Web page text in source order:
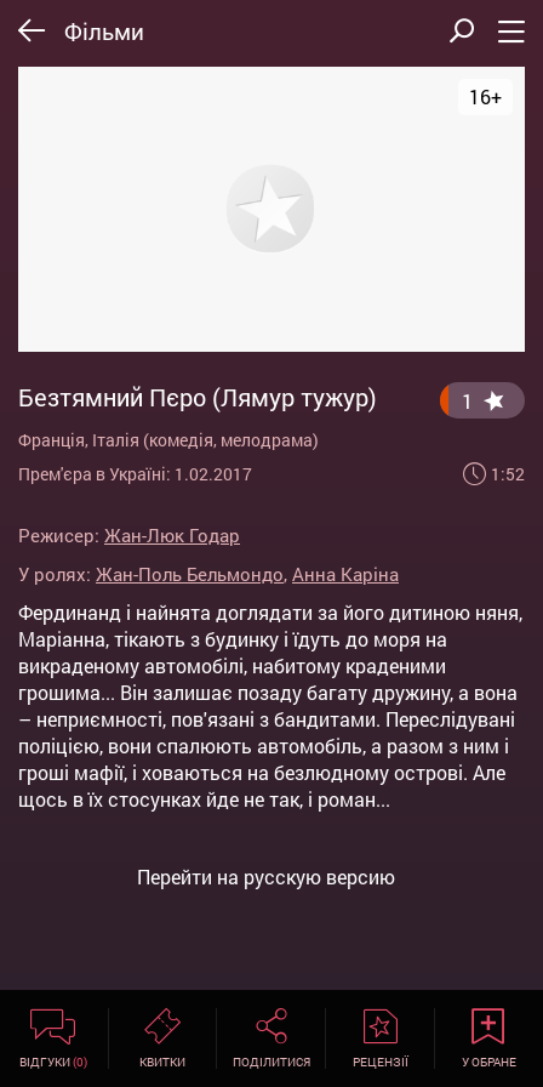
Фільми
16+
Безтямний Пєро (Лямур тужур)
Франція, Італія (комедія, мелодрама)
Прем'єра в Україні: 1.02.2017
1
1:52
Режисер: Жан-Люк Годар
У ролях: Жан-Поль Бельмондо, Анна Каріна
Фердинанд і найнята доглядати за його дитиною няня,
Маріанна, тікають з будинку і їдуть до моря на
викраденому автомобілі, набитому краденими
грошима... Він залишає позаду багату дружину, а вона
– неприємності, пов'язані з бандитами. Переслідувані
поліцією, вони спалюють автомобіль, а разом з ним і
гроші мафії, і ховаються на безлюдному острові. Але
щось в їх стосунках йде не так, і роман...
Перейти на русскую версию
ВІДГУКИ(0) КВИТКИ ПОДІЛИТИСЯ РЕЦЕНЗІЇ У ОБРАНЕ